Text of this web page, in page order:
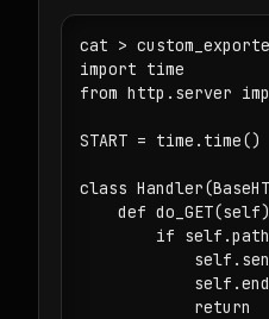
cat >
import time
from http.server
START = time.time()
class
def
if
            return